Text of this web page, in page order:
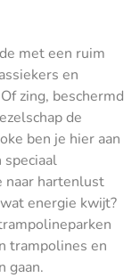
met een ruim
en
zing, beschermd
de
ben je hier aan
naar hartenlust
energie kwijt?
trampolines en
gaan.